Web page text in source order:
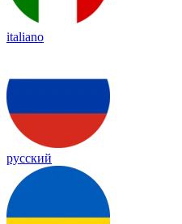
italiano
русский